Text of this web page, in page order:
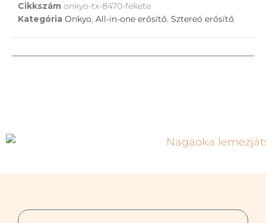
Cikkszám onkyo-tx-8470-fekete
Kategória Onkyo, All-in-one erősítő, Sztereó erősítő